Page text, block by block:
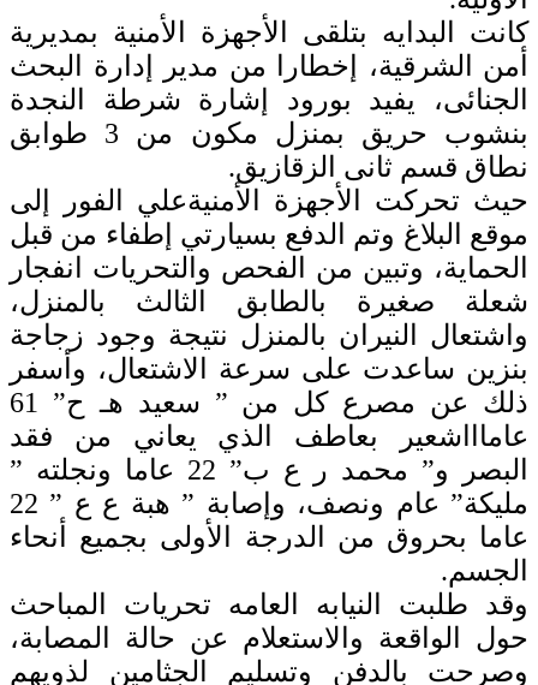
كانت البدايه بتلقى الأجهزة الأمنية بمديرية
أمن الشرقية، إخطارا من مدير إدارة البحث
الجنائى، يفيد بورود إشارة شرطة النجدة
بنشوب حريق بمنزل مكون من 3 طوابق
نطاق قسم ثانى الزقازيق.
حيث تحركت الأجهزة الأمنيةعلي الفور إلى
موقع البلاغ وتم الدفع بسيارتي إطفاء من قبل
الحماية، وتبين من الفحص والتحريات انفجار
شعلة صغيرة بالطابق الثالث بالمنزل،
واشتعال النيران بالمنزل نتيجة وجود زجاجة
بنزين ساعدت على سرعة الاشتعال، وأسفر
ذلك عن مصرع كل من ” سعيد هـ ح” 61
عاماااشعير بعاطف الذي يعاني من فقد
البصر و” محمد ر ع ب” 22 عاما ونجلته ”
مليكة” عام ونصف، وإصابة ” هبة ع ع ” 22
عاما بحروق من الدرجة الأولى بجميع أنحاء
الجسم.
وقد طلبت النيابه العامه تحريات المباحث
حول الواقعة والاستعلام عن حالة المصابة،
وصرحت بالدفن وتسليم الجثامين لذويهم